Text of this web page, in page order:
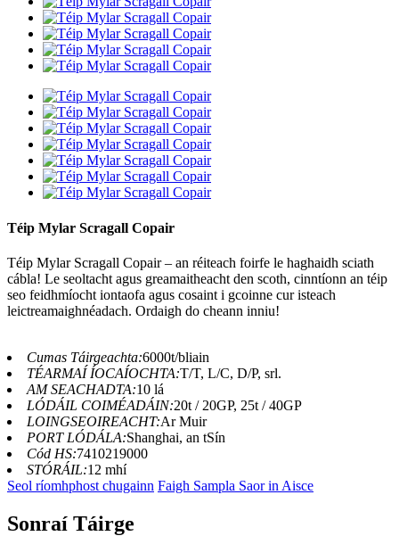
Téip Mylar Scragall Copair
Téip Mylar Scragall Copair – an réiteach foirfe le haghaidh sciath
cábla! Le seoltacht agus greamaitheacht den scoth, cinntíonn an téip
seo feidhmíocht iontaofa agus cosaint i gcoinne cur isteach
leictreamaighnéadach. Ordaigh do cheann inniu!
Cumas Táirgeachta:6000t/bliain
TÉARMAÍ ÍOCAÍOCHTA:T/T, L/C, D/P, srl.
AM SEACHADTA:10 lá
LÓDÁIL COIMÉADÁIN:20t / 20GP, 25t / 40GP
LOINGSEOIREACHT:Ar Muir
PORT LÓDÁLA:Shanghai, an tSín
Cód HS:7410219000
STÓRÁIL:12 mhí
Seol ríomhphost chugainn Faigh Sampla Saor in Aisce
Sonraí Táirge